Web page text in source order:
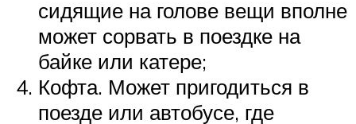
сидящие на голове вещи вполне
может сорвать в поездке на
байке или катере;
Кофта. Может пригодиться в
поезде или автобусе, где